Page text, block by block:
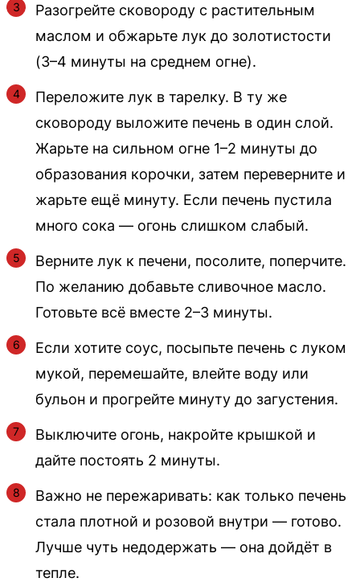
Разогрейте сковороду с растительным
маслом и обжарьте лук до золотистости
(3–4 минуты на среднем огне).
Переложите лук в тарелку. В ту же
сковороду выложите печень в один слой.
Жарьте на сильном огне 1–2 минуты до
образования корочки, затем переверните и
жарьте ещё минуту. Если печень пустила
много сока — огонь слишком слабый.
Верните лук к печени, посолите, поперчите.
По желанию добавьте сливочное масло.
Готовьте всё вместе 2–3 минуты.
Если хотите соус, посыпьте печень с луком
мукой, перемешайте, влейте воду или
бульон и прогрейте минуту до загустения.
Выключите огонь, накройте крышкой и
дайте постоять 2 минуты.
Важно не пережаривать: как только печень
стала плотной и розовой внутри — готово.
Лучше чуть недодержать — она дойдёт в
тепле.